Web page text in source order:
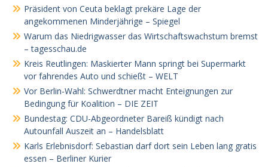
Präsident von Ceuta beklagt prekäre Lage der
angekommenen Minderjährige – Spiegel
Warum das Niedrigwasser das Wirtschaftswachstum bremst
– tagesschau.de
Kreis Reutlingen: Maskierter Mann springt bei Supermarkt
vor fahrendes Auto und schießt – WELT
Vor Berlin-Wahl: Schwerdtner macht Enteignungen zur
Bedingung für Koalition – DIE ZEIT
Bundestag: CDU-Abgeordneter Bareiß kündigt nach
Autounfall Auszeit an – Handelsblatt
Karls Erlebnisdorf: Sebastian darf dort sein Leben lang gratis
essen – Berliner Kurier